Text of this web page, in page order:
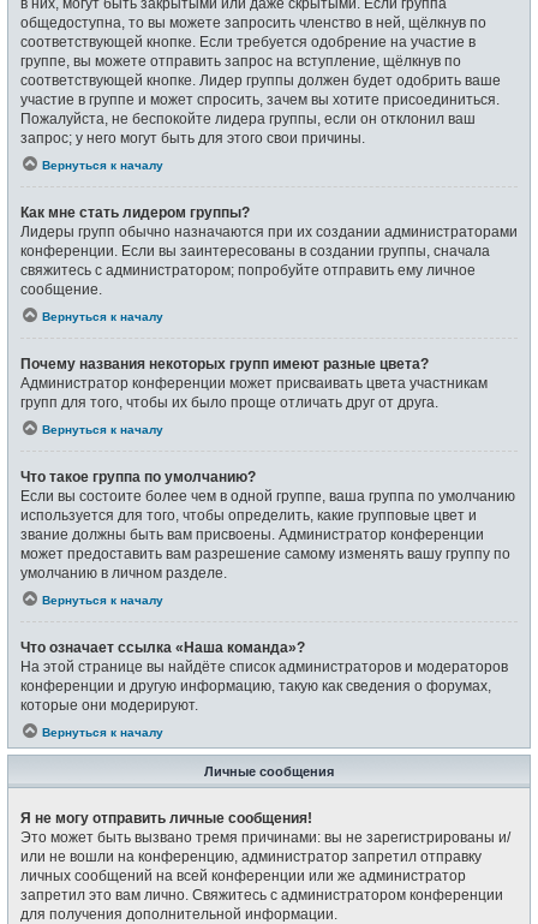
общедоступна, то вы можете запросить членство в ней, щёлкнув по
соответствующей кнопке. Если требуется одобрение на участие в
группе, вы можете отправить запрос на вступление, щёлкнув по
соответствующей кнопке. Лидер группы должен будет одобрить ваше
участие в группе и может спросить, зачем вы хотите присоединиться.
Пожалуйста, не беспокойте лидера группы, если он отклонил ваш
запрос; у него могут быть для этого свои причины.
Вернуться к началу
Как мне стать лидером группы?
Лидеры групп обычно назначаются при их создании администраторами
конференции. Если вы заинтересованы в создании группы, сначала
свяжитесь с администратором; попробуйте отправить ему личное
сообщение.
Вернуться к началу
Почему названия некоторых групп имеют разные цвета?
Администратор конференции может присваивать цвета участникам
групп для того, чтобы их было проще отличать друг от друга.
Вернуться к началу
Что такое группа по умолчанию?
Если вы состоите более чем в одной группе, ваша группа по умолчанию
используется для того, чтобы определить, какие групповые цвет и
звание должны быть вам присвоены. Администратор конференции
может предоставить вам разрешение самому изменять вашу группу по
умолчанию в личном разделе.
Вернуться к началу
Что означает ссылка «Наша команда»?
На этой странице вы найдёте список администраторов и модераторов
конференции и другую информацию, такую как сведения о форумах,
которые они модерируют.
Вернуться к началу
Личные сообщения
Я не могу отправить личные сообщения!
Это может быть вызвано тремя причинами: вы не зарегистрированы и/
или не вошли на конференцию, администратор запретил отправку
личных сообщений на всей конференции или же администратор
запретил это вам лично. Свяжитесь с администратором конференции
для получения дополнительной информации.